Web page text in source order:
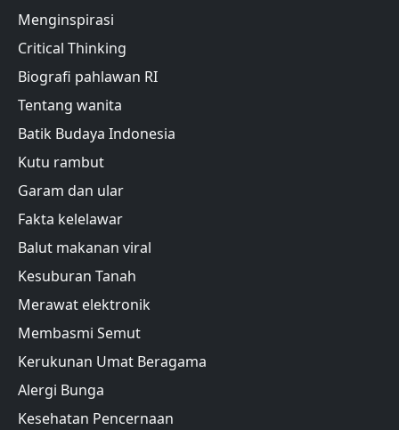
Menginspirasi
Critical Thinking
Biografi pahlawan RI
Tentang wanita
Batik Budaya Indonesia
Kutu rambut
Garam dan ular
Fakta kelelawar
Balut makanan viral
Kesuburan Tanah
Merawat elektronik
Membasmi Semut
Kerukunan Umat Beragama
Alergi Bunga
Kesehatan Pencernaan